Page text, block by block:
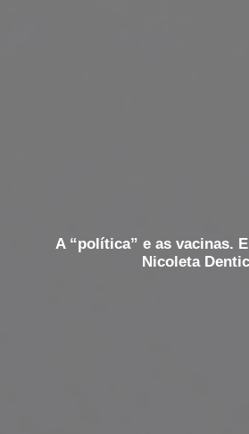
A “política” e as vacinas.
Nicoleta